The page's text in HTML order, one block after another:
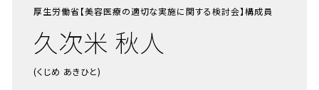
厚生労働省【美容医療の適切な実施に関する検討会】構成員
久次米 秋人
(くじめ あきひと)